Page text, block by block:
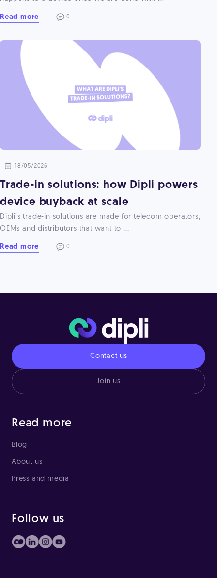
Read more 0
18/05/2026
Trade-in solutions: how Dipli powers
device buyback at scale
Dipli’s trade-in solutions are made for telecom operators,
OEMs and distributors that want to ...
Read more 0
Contact us
Join us
Read more
Blog
About us
Press and media
Follow us